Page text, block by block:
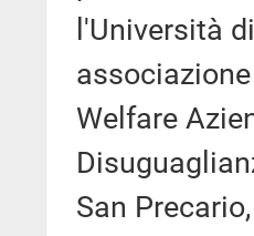
l'Università
Welfare
San